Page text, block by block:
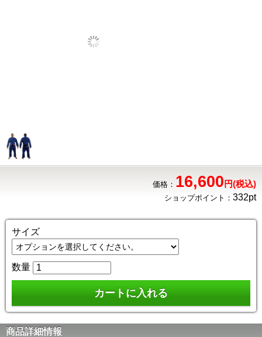
価格： 16,600 円(税込)
ショップポイント： 332pt
サイズ
数量
商品詳細情報